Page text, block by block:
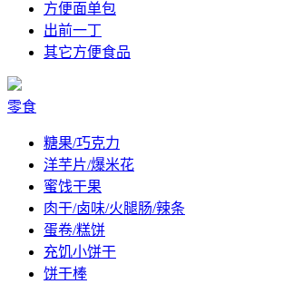
方便面单包
出前一丁
其它方便食品
零食
糖果/巧克力
洋芋片/爆米花
蜜饯干果
肉干/卤味/火腿肠/辣条
蛋卷/糕饼
充饥小饼干
饼干棒